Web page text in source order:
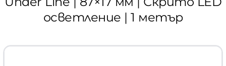
осветление | 1 метър